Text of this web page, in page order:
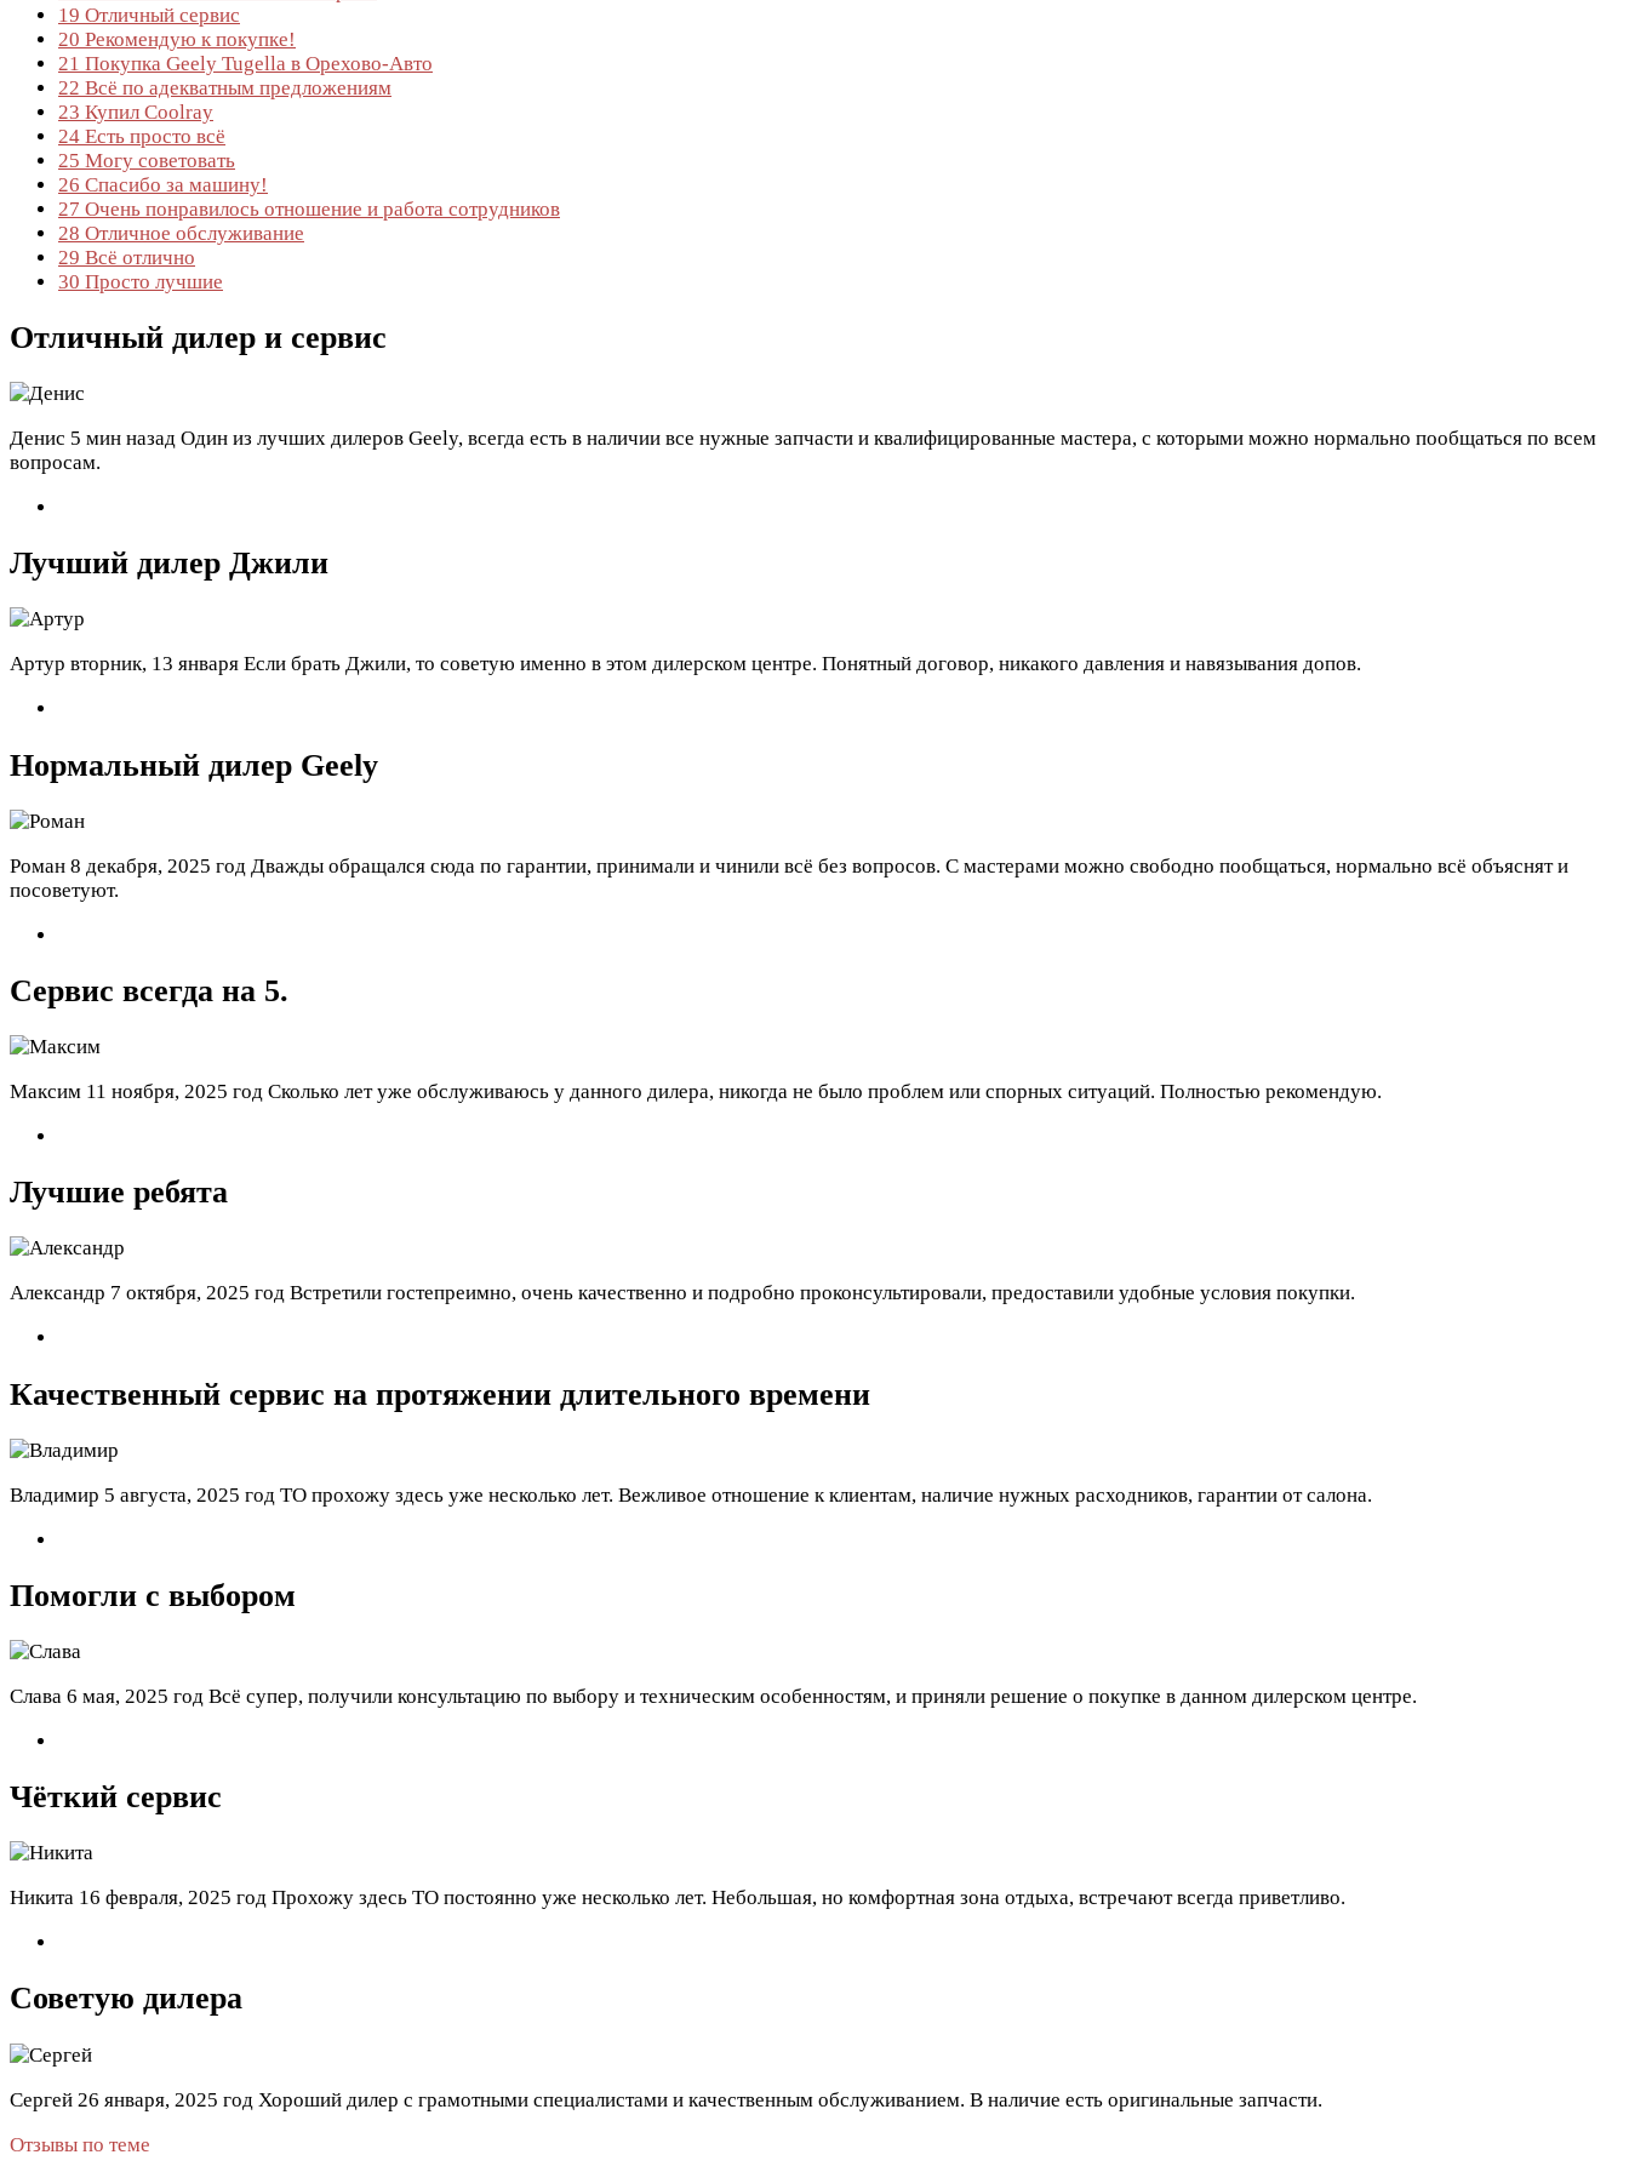
19 Отличный сервис
20 Рекомендую к покупке!
21 Покупка Geely Tugella в Орехово-Авто
22 Всё по адекватным предложениям
23 Купил Coolray
24 Есть просто всё
25 Могу советовать
26 Спасибо за машину!
27 Очень понравилось отношение и работа сотрудников
28 Отличное обслуживание
29 Всё отлично
30 Просто лучшие
Отличный дилер и сервис
Денис 5 мин назад Один из лучших дилеров Geely, всегда есть в наличии все нужные запчасти и квалифицированные мастера, с которыми можно нормально пообщаться по всем
вопросам.
Лучший дилер Джили
Артур вторник, 13 января Если брать Джили, то советую именно в этом дилерском центре. Понятный договор, никакого давления и навязывания допов.
Нормальный дилер Geely
Роман 8 декабря, 2025 год Дважды обращался сюда по гарантии, принимали и чинили всё без вопросов. С мастерами можно свободно пообщаться, нормально всё объяснят и
посоветуют.
Сервис всегда на 5.
Максим 11 ноября, 2025 год Сколько лет уже обслуживаюсь у данного дилера, никогда не было проблем или спорных ситуаций. Полностью рекомендую.
Лучшие ребята
Александр 7 октября, 2025 год Встретили гостепреимно, очень качественно и подробно проконсультировали, предоставили удобные условия покупки.
Качественный сервис на протяжении длительного времени
Владимир 5 августа, 2025 год ТО прохожу здесь уже несколько лет. Вежливое отношение к клиентам, наличие нужных расходников, гарантии от салона.
Помогли с выбором
Слава 6 мая, 2025 год Всё супер, получили консультацию по выбору и техническим особенностям, и приняли решение о покупке в данном дилерском центре.
Чёткий сервис
Никита 16 февраля, 2025 год Прохожу здесь ТО постоянно уже несколько лет. Небольшая, но комфортная зона отдыха, встречают всегда приветливо.
Советую дилера
Сергей 26 января, 2025 год Хороший дилер с грамотными специалистами и качественным обслуживанием. В наличие есть оригинальные запчасти.
Отзывы по теме